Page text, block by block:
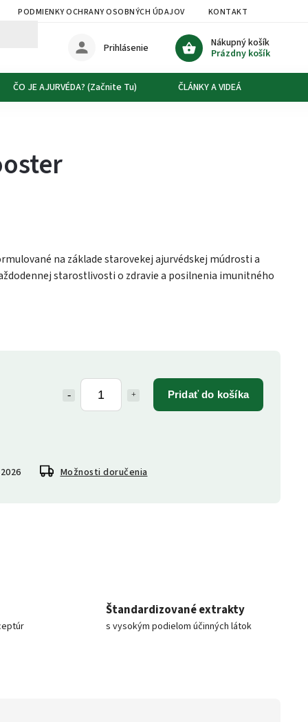
PODMIENKY OCHRANY OSOBNÝCH ÚDAJOV KONTAKT
Nákupný košík
Prázdny košík
Prihlásenie
ČO JE AJURVÉDA? (Začnite Tu) ČLÁNKY A VIDEÁ
Pridať do košíka
Možnosti doručenia
na základe starovekej ajurvédskej múdrosti a
starostlivosti o zdravie a posilnenia imunitného
Štandardizované extrakty
s vysokým podielom účinných látok